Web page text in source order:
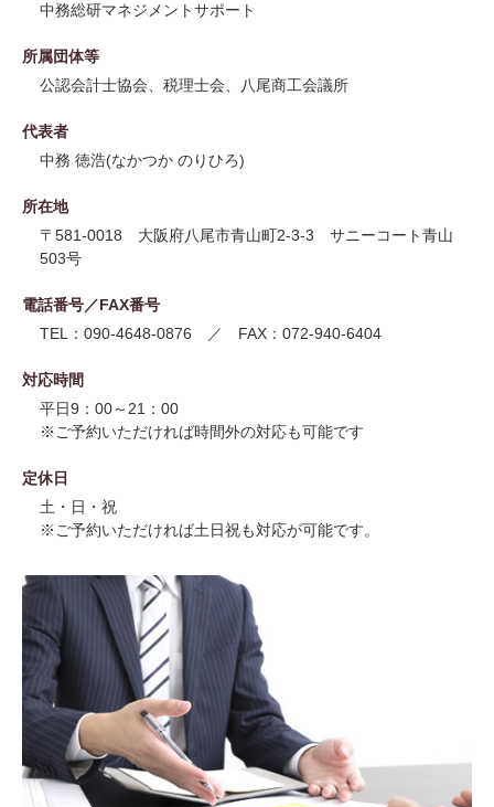
中務総研マネジメントサポート
所属団体等
公認会計士協会、税理士会、八尾商工会議所
代表者
中務 徳浩(なかつか のりひろ)
所在地
〒581-0018 大阪府八尾市青山町2-3-3 サニーコート青山
503号
電話番号／FAX番号
TEL：090-4648-0876 ／ FAX：072-940-6404
対応時間
平日9：00～21：00
※ご予約いただければ時間外の対応も可能です
定休日
土・日・祝
※ご予約いただければ土日祝も対応が可能です。